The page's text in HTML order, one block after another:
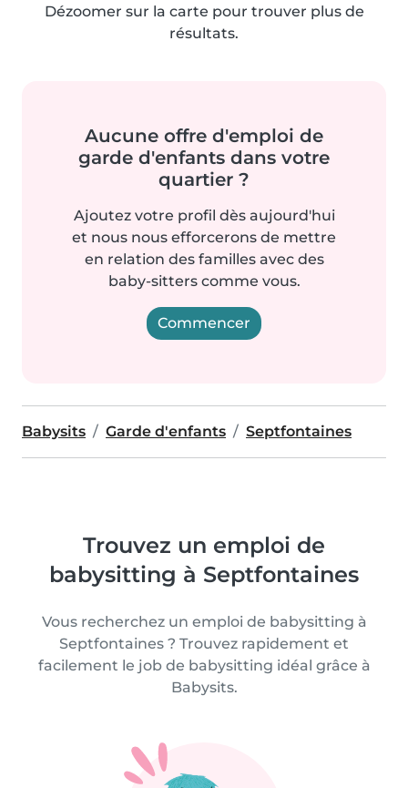
Dézoomer sur la carte pour trouver plus de
résultats.
Aucune offre d'emploi de
garde d'enfants dans votre
quartier ?
Ajoutez votre profil dès aujourd'hui
et nous nous efforcerons de mettre
en relation des familles avec des
baby-sitters comme vous.
Commencer
Babysits Garde d'enfants Septfontaines
Trouvez un emploi de
babysitting à Septfontaines
Vous recherchez un emploi de babysitting à
Septfontaines ? Trouvez rapidement et
facilement le job de babysitting idéal grâce à
Babysits.